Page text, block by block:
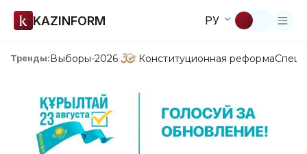
KAZINFORM РУ
Тренды:Выборы-2026 Конституционная реформа